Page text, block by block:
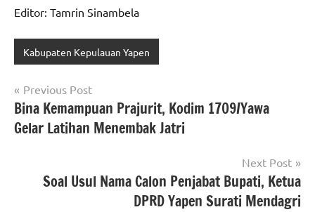
Editor: Tamrin Sinambela
Kabupaten Kepulauan Yapen
Navigasi
pos
Previous Post
Bina Kemampuan Prajurit, Kodim 1709/Yawa
Gelar Latihan Menembak Jatri
Next Post
Soal Usul Nama Calon Penjabat Bupati, Ketua
DPRD Yapen Surati Mendagri